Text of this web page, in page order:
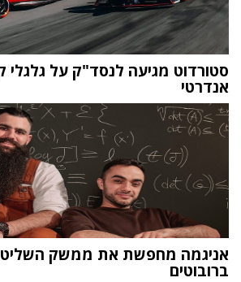
סטורדוט מגיעה לנסד"ק על גלגלי
אנדרטי
אניגמה מחפשת את ממשק
ברובוטים